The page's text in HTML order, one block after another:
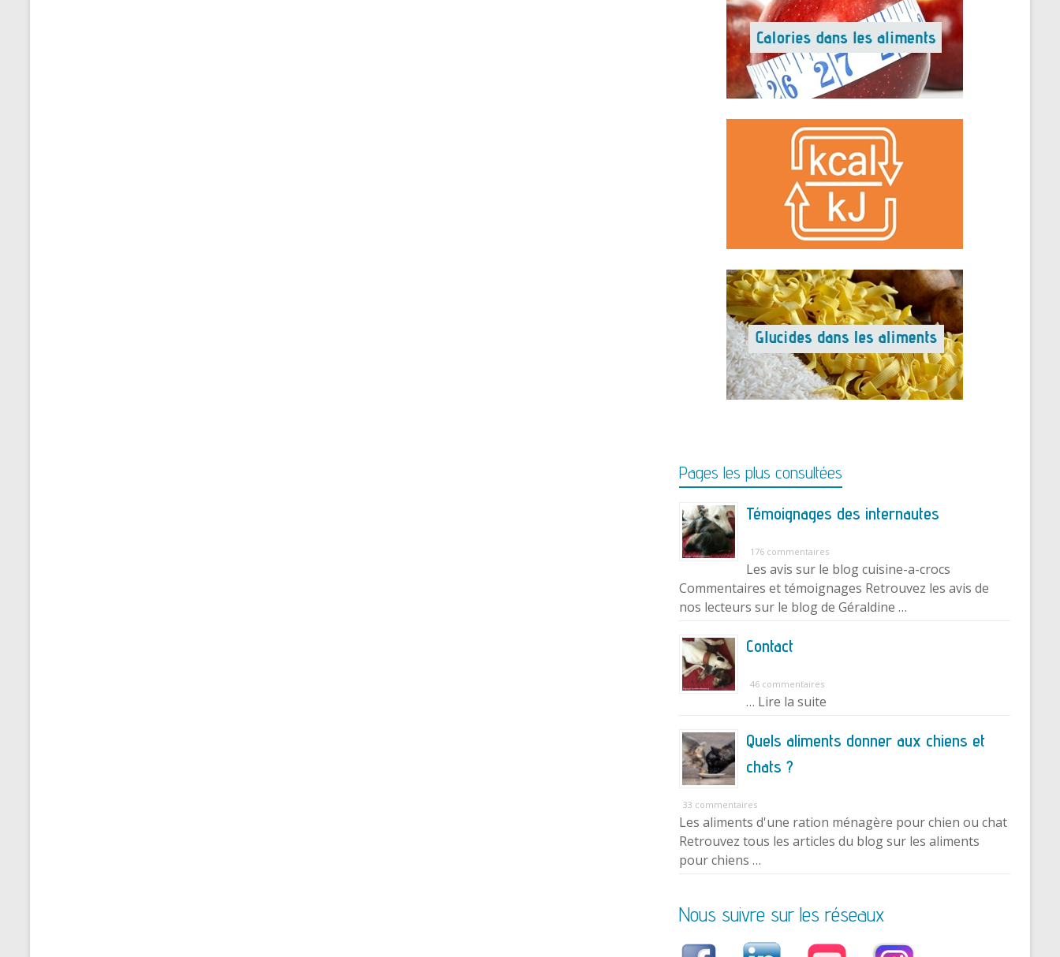
Pages les plus consultées
Témoignages des internautes
176 commentaires
Les avis sur le blog cuisine-a-crocs
Commentaires et témoignages Retrouvez les avis de
nos lecteurs sur le blog de Géraldine …
Contact
46 commentaires
… Lire la suite
Quels aliments donner aux chiens et
chats ?
33 commentaires
Les aliments d'une ration ménagère pour chien ou chat
Retrouvez tous les articles du blog sur les aliments
pour chiens …
Nous suivre sur les réseaux